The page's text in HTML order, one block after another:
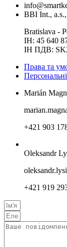
BBI Int.,
Bratislava -
ІН: 45 640
ІН ПДВ:
Права та
Marián
+421 903
Oleksandr
+421 919